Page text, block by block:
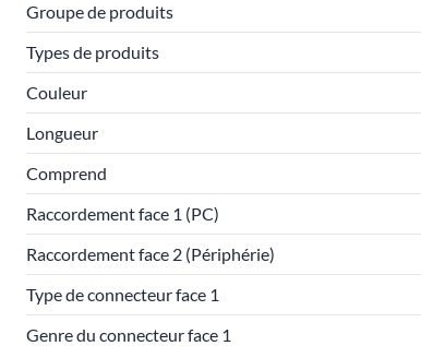
Groupe de produits
Types de produits
Couleur
Longueur
Comprend
Raccordement face 1 (PC)
Raccordement face 2 (Périphérie)
Type de connecteur face 1
Genre du connecteur face 1